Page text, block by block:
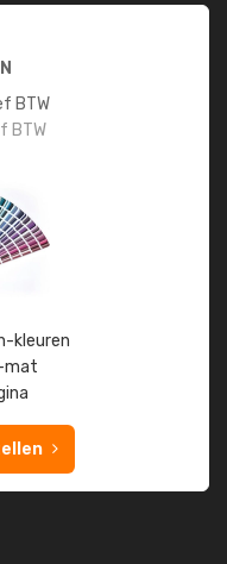
BTW
BTW
kleuren
mat